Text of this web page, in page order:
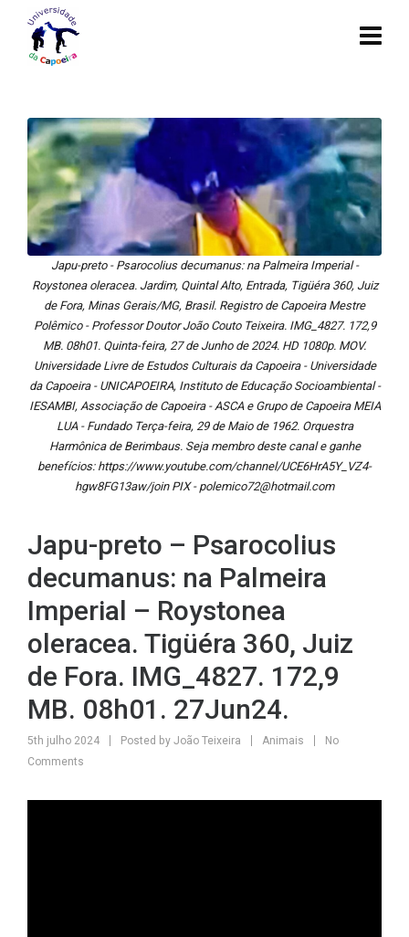
Japu-preto - Psarocolius decumanus: na Palmeira Imperial -
Roystonea oleracea. Jardim, Quintal Alto, Entrada, Tigüéra 360, Juiz
de Fora, Minas Gerais/MG, Brasil. Registro de Capoeira Mestre
Polêmico - Professor Doutor João Couto Teixeira. IMG_4827. 172,9
MB. 08h01. Quinta-feira, 27 de Junho de 2024. HD 1080p. MOV.
Universidade Livre de Estudos Culturais da Capoeira - Universidade
da Capoeira - UNICAPOEIRA, Instituto de Educação Socioambiental -
IESAMBI, Associação de Capoeira - ASCA e Grupo de Capoeira MEIA
LUA - Fundado Terça-feira, 29 de Maio de 1962. Orquestra
Harmônica de Berimbaus. Seja membro deste canal e ganhe
benefícios: https://www.youtube.com/channel/UCE6HrA5Y_VZ4-
hgw8FG13aw/join PIX - polemico72@hotmail.com
Japu-preto – Psarocolius
decumanus: na Palmeira
Imperial – Roystonea
oleracea. Tigüéra 360, Juiz
de Fora. IMG_4827. 172,9
MB. 08h01. 27Jun24.
5th julho 2024 Posted by João Teixeira Animais
No
Comments